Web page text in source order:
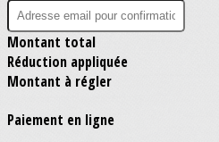
Montant total
Réduction appliquée
Montant à régler
Paiement en ligne